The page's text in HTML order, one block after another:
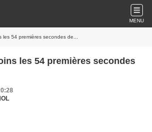
MENU
les 54 premières secondes de...
les 54 premières secondes